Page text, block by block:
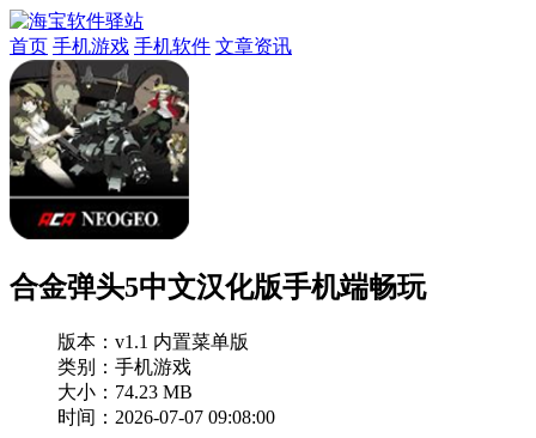
首页 手机游戏 手机软件 文章资讯
合金弹头5中文汉化版手机端畅玩
版本： v1.1 内置菜单版
类别：手机游戏
大小：74.23 MB
时间：2026-07-07 09:08:00